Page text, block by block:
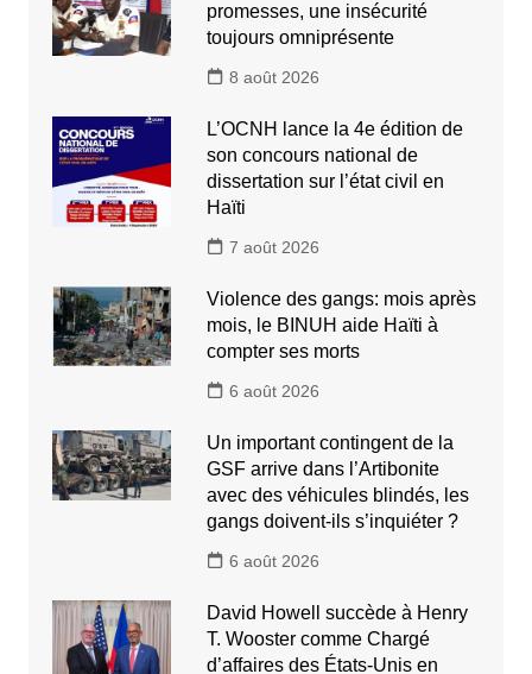
promesses, une insécurité
toujours omniprésente
8 août 2026
L’OCNH lance la 4e édition de
son concours national de
dissertation sur l’état civil en
Haïti
7 août 2026
Violence des gangs: mois après
mois, le BINUH aide Haïti à
compter ses morts
6 août 2026
Un important contingent de la
GSF arrive dans l’Artibonite
avec des véhicules blindés, les
gangs doivent-ils s’inquiéter ?
6 août 2026
David Howell succède à Henry
T. Wooster comme Chargé
d’affaires des États-Unis en